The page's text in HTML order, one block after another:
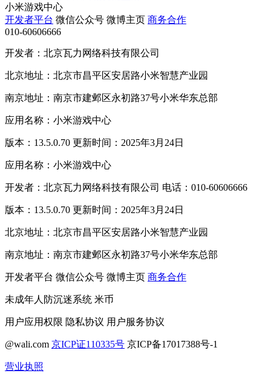
小米游戏中心
开发者平台 微信公众号 微博主页 商务合作
010-60606666
开发者：北京瓦力网络科技有限公司
北京地址：北京市昌平区安居路小米智慧产业园
南京地址：南京市建邺区永初路37号小米华东总部
应用名称：小米游戏中心
版本：13.5.0.70 更新时间：2025年3月24日
应用名称：小米游戏中心
开发者：北京瓦力网络科技有限公司 电话：010-60606666
版本：13.5.0.70 更新时间：2025年3月24日
北京地址：北京市昌平区安居路小米智慧产业园
南京地址：南京市建邺区永初路37号小米华东总部
开发者平台 微信公众号 微博主页 商务合作
未成年人防沉迷系统 米币
用户应用权限 隐私协议 用户服务协议
@wali.com 京ICP证110335号 京ICP备17017388号-1
营业执照